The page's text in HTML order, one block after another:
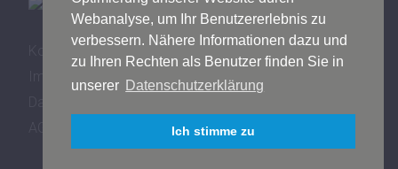
Webanalyse, um Ihr Benutzererlebnis zu
verbessern. Nähere Informationen dazu und
zu Ihren Rechten als Benutzer finden Sie in
unserer Datenschutzerklärung
Ich stimme zu